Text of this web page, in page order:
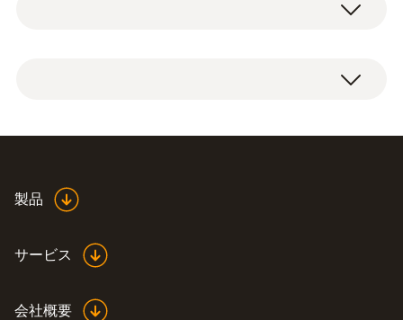
probe shaft, does not just enable multi-point
デュアルウォールクリアランスプローブ（O2
製品
サービス
会社概要